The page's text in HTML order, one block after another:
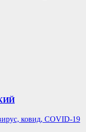
ковид, COVID-19